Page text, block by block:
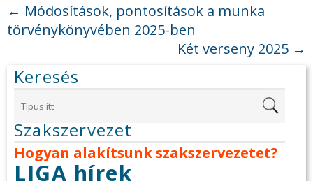
← Módosítások, pontosítások a munka
törvénykönyvében 2025-ben
Két verseny 2025 →
Keresés
Szakszervezet
Hogyan alakítsunk szakszervezetet?
LIGA hírek